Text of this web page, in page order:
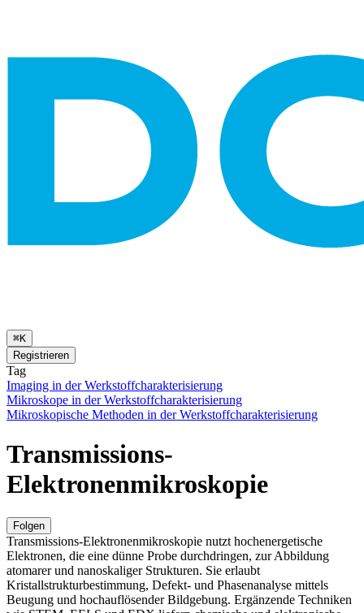
⌘K
Registrieren
Tag
Imaging in der Werkstoffcharakterisierung
Mikroskope in der Werkstoffcharakterisierung
Mikroskopische Methoden in der Werkstoffcharakterisierung
Transmissions-
Elektronenmikroskopie
Folgen
Transmissions-Elektronenmikroskopie nutzt hochenergetische
Elektronen, die eine dünne Probe durchdringen, zur Abbildung
atomarer und nanoskaliger Strukturen. Sie erlaubt
Kristallstrukturbestimmung, Defekt- und Phasenanalyse mittels
Beugung und hochauflösender Bildgebung. Ergänzende Techniken